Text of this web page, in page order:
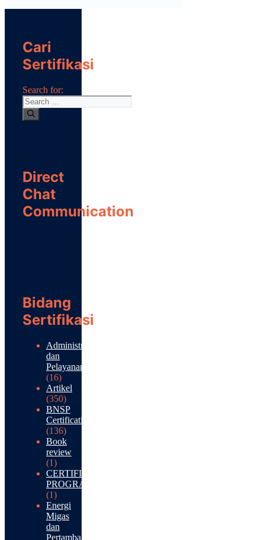
Cari
Sertifikasi
Search for:
Direct
Chat
Communication
Bidang
Sertifikasi
Administrasi
dan
Pelayanan
(16)
Artikel
(350)
BNSP
Certification
(136)
Book
review
(1)
CERTIFICATION
PROGRAM
(1)
Energi
Migas
dan
Pertambangan